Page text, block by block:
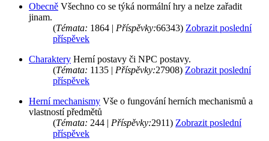
Obecně Všechno co se týká normální hry a nelze zařadit
jinam.
(Témata: 1864 | Příspěvky:66343) Zobrazit poslední
příspěvek
Charaktery Herní postavy či NPC postavy.
(Témata: 1135 | Příspěvky:27908) Zobrazit poslední
příspěvek
Herní mechanismy Vše o fungování herních mechanismů a
vlastností předmětů
(Témata: 244 | Příspěvky:2911) Zobrazit poslední
příspěvek